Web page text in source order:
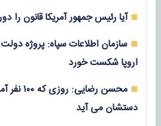
آیا رئیس جمهور آمریکا قانون را
سازمان اطلاعات سپاه: پروژه
اروپا شکست خورد
محسن
دستشان می آید